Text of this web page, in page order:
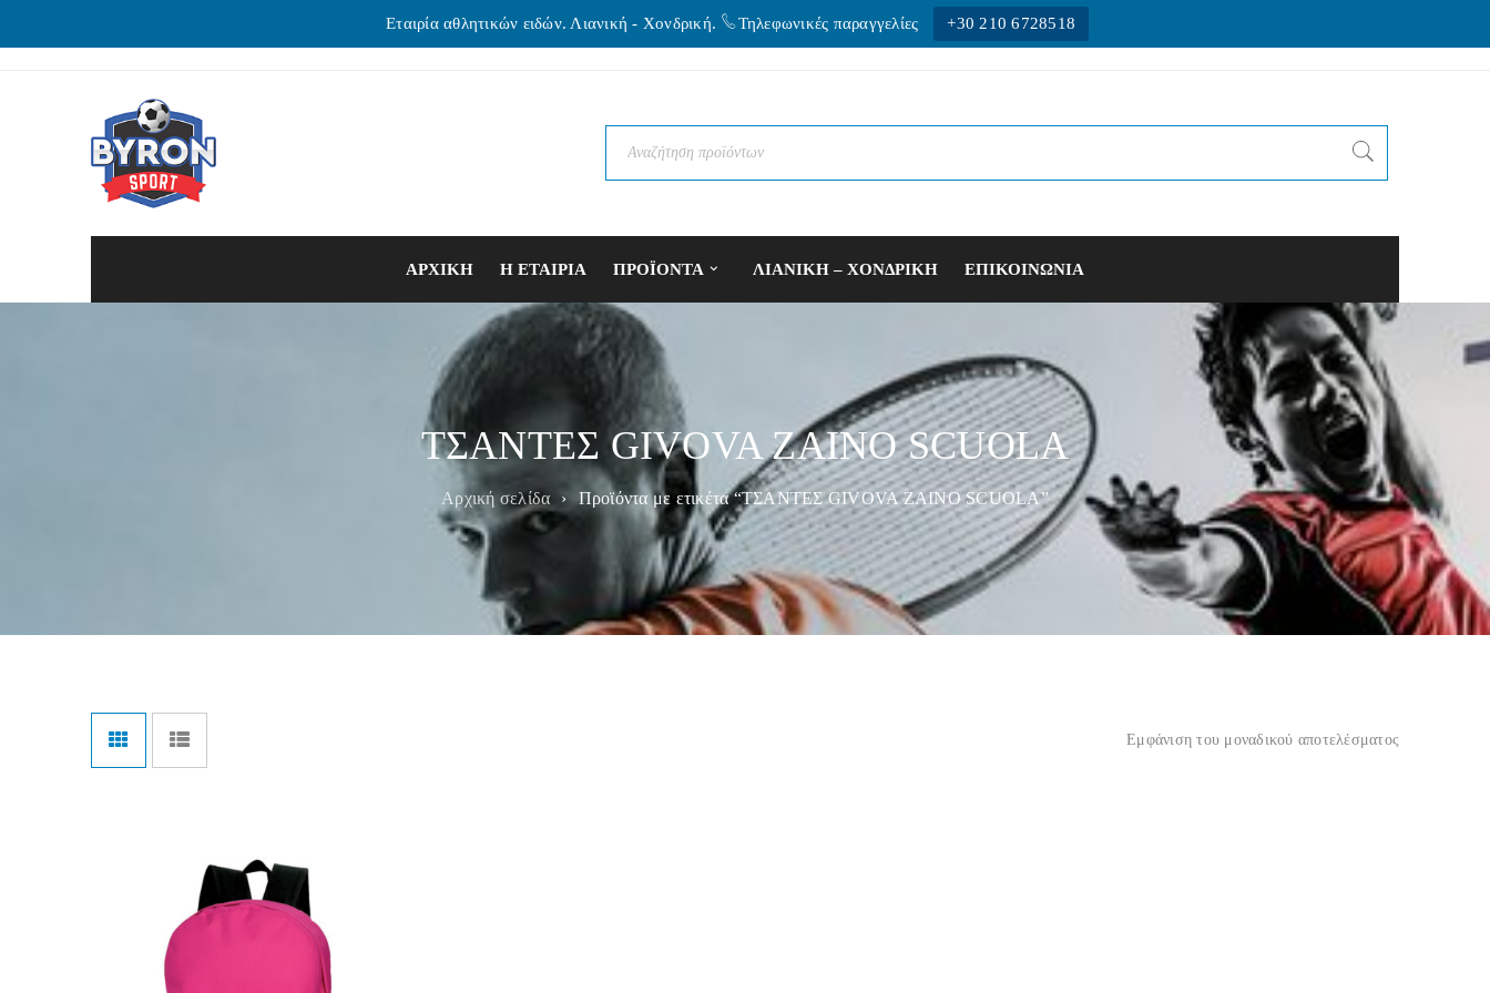
Εταιρία αθλητικών ειδών. Λιανική - Xονδρική. Τηλεφωνικές παραγγελίες +30 210 6728518
ΑΡΧΙΚΗ Η ΕΤΑΙΡΙΑ ΠΡΟΪΟΝΤΑ ΛΙΑΝΙΚΗ – ΧΟΝΔΡΙΚΗ ΕΠΙΚΟΙΝΩΝΙΑ
ΤΣΑΝΤΕΣ GIVOVA ZAINO SCUOLA
Αρχική σελίδα › Προϊόντα με ετικέτα “ΤΣΑΝΤΕΣ GIVOVA ZAINO SCUOLA”
Εμφάνιση του μοναδικού αποτελέσματος